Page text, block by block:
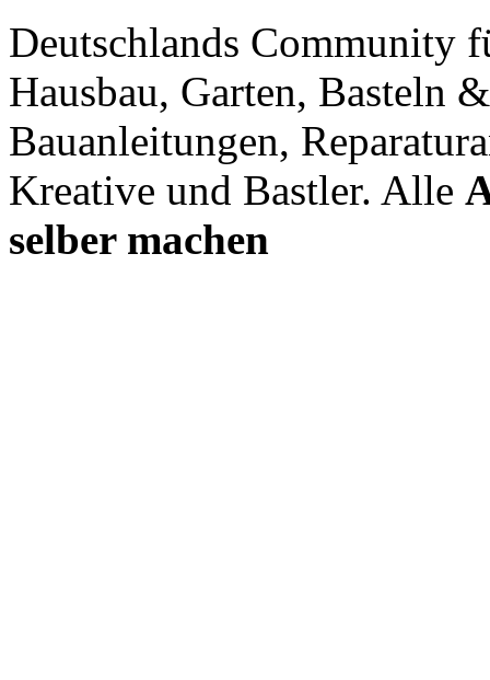
Deutschlands Community
Hausbau, Garten, Basteln
Bauanleitungen,
Kreative und Bastler. Alle
selber machen